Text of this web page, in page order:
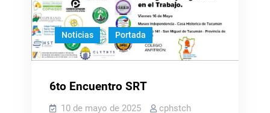
el
Trabajo
Noticias Portada
6to Encuentro SRT
10 de mayo de 2025 cphstch